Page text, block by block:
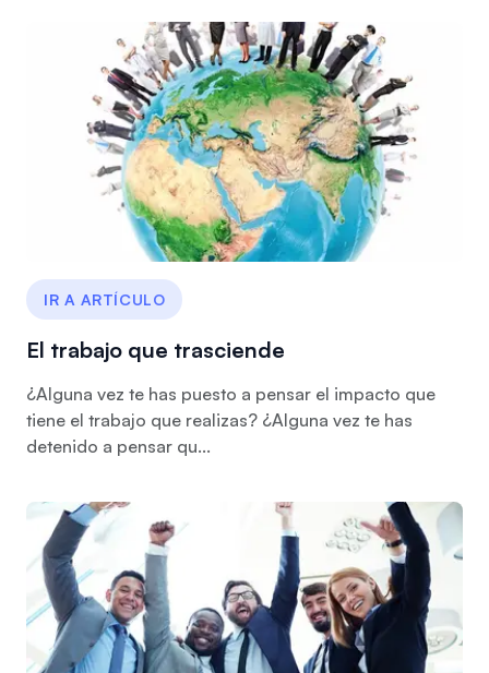
IR A ARTÍCULO
El trabajo que trasciende
¿Alguna vez te has puesto a pensar el impacto que
tiene el trabajo que realizas? ¿Alguna vez te has
detenido a pensar qu...